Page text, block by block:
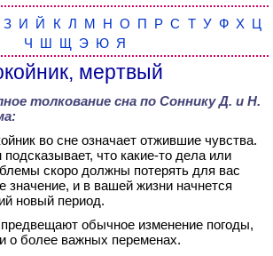
З И Й К Л М Н О П Р С Т У Ф Х Ц
Ч Ш Щ Э Ю Я
мертвый
толкование сна по Соннику Д. и Н.
:
во сне означает отжившие чувства.
подсказывает, что какие-то дела или
скоро должны потерять для вас
значение, и в вашей жизни начнется
новый период.
обычное изменение погоды,
о более важных переменах.